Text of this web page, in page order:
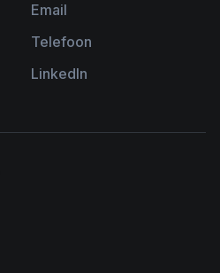
Email
Telefoon
LinkedIn